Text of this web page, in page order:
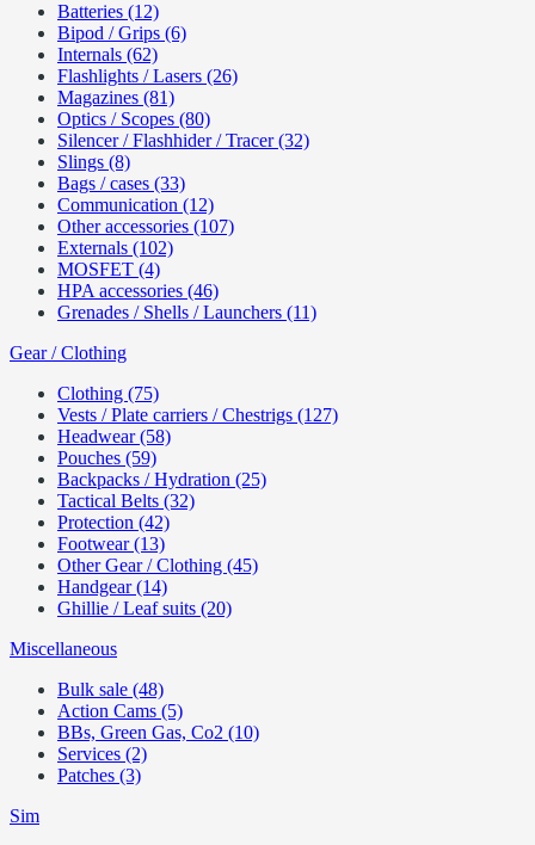
Batteries (12)
Bipod / Grips (6)
Internals (62)
Flashlights / Lasers (26)
Magazines (81)
Optics / Scopes (80)
Silencer / Flashhider / Tracer (32)
Slings (8)
Bags / cases (33)
Communication (12)
Other accessories (107)
Externals (102)
MOSFET (4)
HPA accessories (46)
Grenades / Shells / Launchers (11)
Gear / Clothing
Clothing (75)
Vests / Plate carriers / Chestrigs (127)
Headwear (58)
Pouches (59)
Backpacks / Hydration (25)
Tactical Belts (32)
Protection (42)
Footwear (13)
Other Gear / Clothing (45)
Handgear (14)
Ghillie / Leaf suits (20)
Miscellaneous
Bulk sale (48)
Action Cams (5)
BBs, Green Gas, Co2 (10)
Services (2)
Patches (3)
Sim